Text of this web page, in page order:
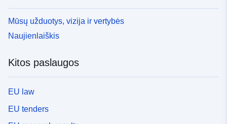
Mūsų užduotys, vizija ir vertybės
Naujienlaiškis
Kitos paslaugos
EU law
EU tenders